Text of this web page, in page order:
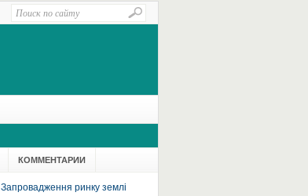
КОММЕНТАРИИ
Запровадження ринку землі